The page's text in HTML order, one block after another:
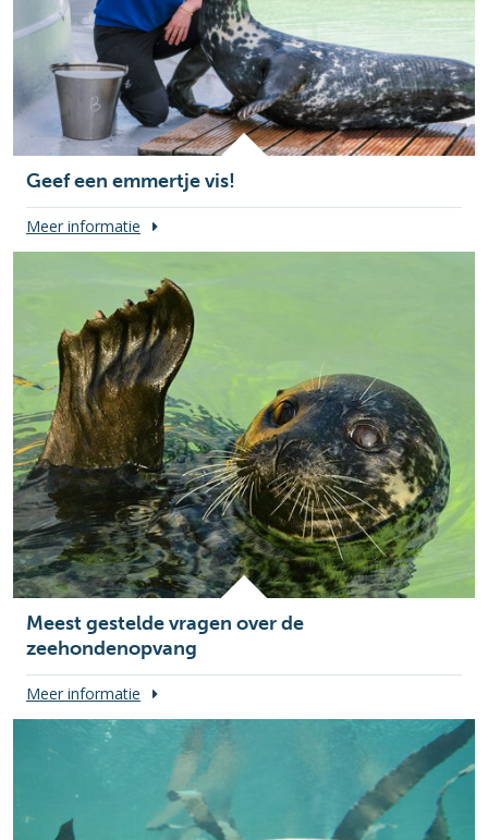
Geef een emmertje vis!
Meer informatie
Meest gestelde vragen over de
zeehondenopvang
Meer informatie